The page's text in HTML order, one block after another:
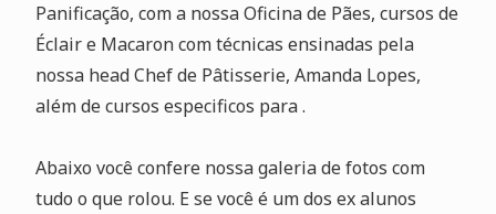
Panificação, com a nossa Oficina de Pães, cursos de
Éclair e Macaron com técnicas ensinadas pela
nossa head Chef de Pâtisserie, Amanda Lopes,
além de cursos especificos para .
Abaixo você confere nossa galeria de fotos com
tudo o que rolou. E se você é um dos ex alunos